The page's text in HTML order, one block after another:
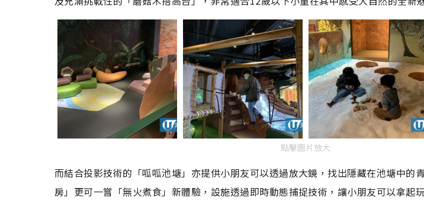
點擊圖片放大
而結合投影技術的「呱呱池塘」亦提供小朋友可以透過放大鏡，找出隱藏在池塘中的
房」更可一嘗「無火煮食」新體驗，設施透過即時動態捕捉技術，讓小朋友可以拿起